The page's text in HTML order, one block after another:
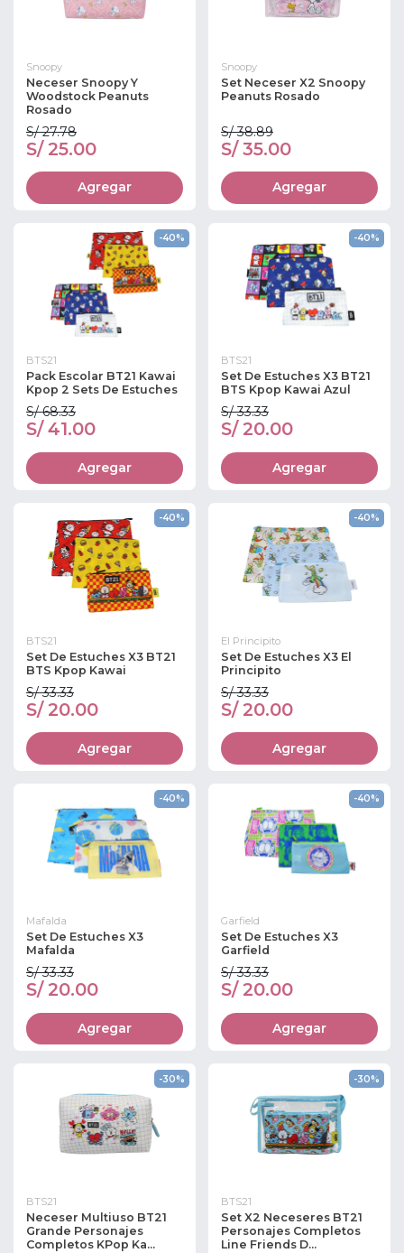
Snoopy
Neceser Snoopy Y
Woodstock Peanuts
Rosado
S/ 27.78
S/ 25.00
Agregar
Snoopy
Set Neceser X2 Snoopy
Peanuts Rosado
S/ 38.89
S/ 35.00
Agregar
-40%
BTS21
Pack Escolar BT21 Kawai
Kpop 2 Sets De Estuches
S/ 68.33
S/ 41.00
Agregar
-40%
BTS21
Set De Estuches X3 BT21
BTS Kpop Kawai Azul
S/ 33.33
S/ 20.00
Agregar
-40%
BTS21
Set De Estuches X3 BT21
BTS Kpop Kawai
S/ 33.33
S/ 20.00
Agregar
-40%
El Principito
Set De Estuches X3 El
Principito
S/ 33.33
S/ 20.00
Agregar
-40%
Mafalda
Set De Estuches X3
Mafalda
S/ 33.33
S/ 20.00
Agregar
-40%
Garfield
Set De Estuches X3
Garfield
S/ 33.33
S/ 20.00
Agregar
-30%
BTS21
Neceser Multiuso BT21
Grande Personajes
Completos KPop Ka...
-30%
BTS21
Set X2 Neceseres BT21
Personajes Completos
Line Friends D...